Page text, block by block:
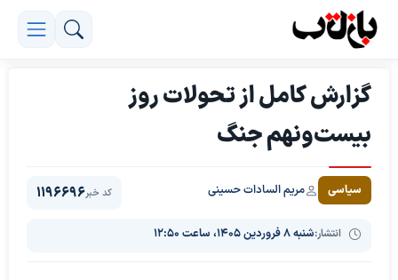
گزارش کامل از تحولات روز
بیست‌ونهم جنگ
سیاسی مریم السادات حسینی
انتشار:شنبه ۸ فروردین ۱۴۰۵، ساعت ۱۲:۵۰
کد خبر1196696